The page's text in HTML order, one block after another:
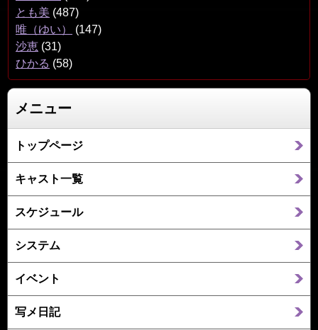
とも美 (487)
唯（ゆい）
(147)
沙恵 (31)
ひかる (58)
メニュー
トップページ
キャスト一覧
スケジュール
システム
イベント
写メ日記